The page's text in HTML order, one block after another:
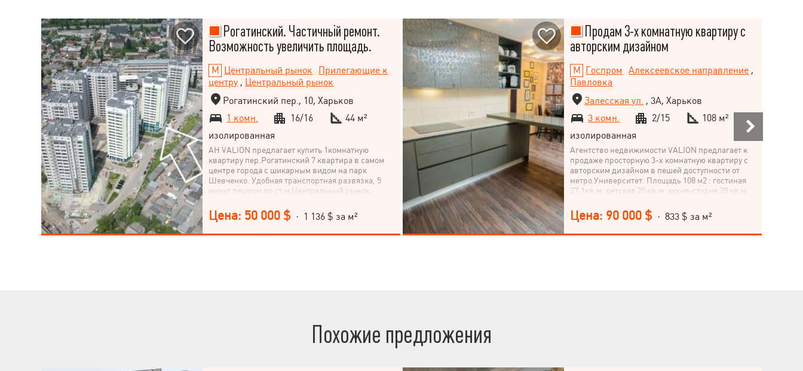
Рогатинский. Частичньій ремонт.
Возможность увеличить площадь.
Центральный рынок
Прилегающие к
центру , Центральный рынок
Рогатинский пер., 10, Харьков
1 комн.
16/16
44 м²
изолированная
АН VALION предлагает купить 1комнатную
квартиру пер.Рогатинский 7 квартира в самом
центре города с шикарным видом на парк
Шевченко. Удобная транспортная развязка, 5
минут пешком до ст.м Центральный рынок,
доступности парк и набережная. В квартире
выполнен частично ремонт. Выполнены
Цена: 50 000 $ · 1 136 $ за м²
Продам 3-х комнатную квартиру с
авторским дизайном
Госпром Алексеевское направление ,
Павловка
Залесская ул. , 3А, Харьков
3 комн.
2/15
108 м²
изолированная
Агентство недвижимости VALION предлагает к
продаже просторную 3-х комнатную квартиру с
авторским дизайном в пешей доступности от
метро Университет. Площадь 108 м2 : гостиная
27,1кв.м, детская 20 кв.м, кухня-студия 20 кв.м,
8кв.м, 2 большие лоджии. Квартира
меблирована. До площади Свободы 10 минут
Цена: 90 000 $ · 833 $ за м²
Похожие предложения